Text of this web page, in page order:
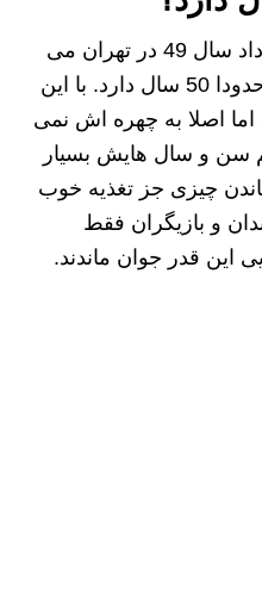
امین حیایی متولد نوزدهم خرداد سال 49 در تهران می
باشد؛ یعنی او در حال حاضر حدودا 50 سال دارد. با این
اصلا به چهره اش نمی
سن و سال هایش بسیار
چیزی جز تغذیه خوب
و بازیگران فقط
این قدر جوان ماندند.